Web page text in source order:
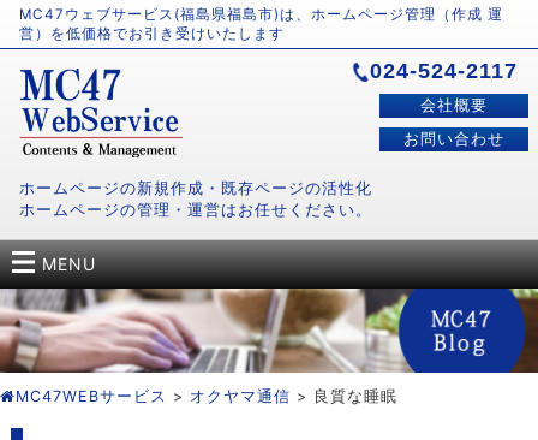
MC47ウェブサービス(福島県福島市)は、ホームページ管理（作成 運
営）を低価格でお引き受けいたします
ホームページの新規作成・既存ページの活性化
ホームページの管理・運営はお任せください。
024-524-2117
会社概要
お問い合わせ
MENU
MC47WEBサービス > オクヤマ通信 > 良質な睡眠